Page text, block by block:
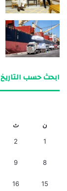
ابحث حسب التاريخ
ن ث
1
2
8
9
15
16